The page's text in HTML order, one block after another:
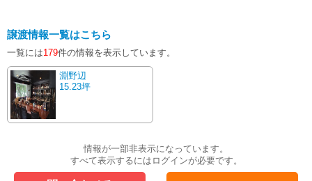
譲渡情報一覧はこちら
一覧には179件の情報を表示しています。
淵野辺
15.23坪
情報が一部非表示になっています。
すべて表示するにはログインが必要です。